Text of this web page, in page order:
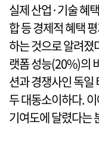
실제 산업·기술 혜
합 등 경제적 혜택
하는 것으로 알려
랫폼 성능(20%)의
션과 경쟁사인 독
두 대동소이하다.
기여도에 달렸다는